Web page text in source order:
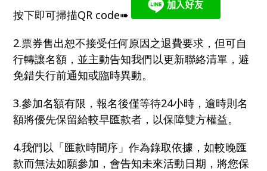
按下即可掃描QR code➠
2.票券售出恕不接受任何原因之退費要求，但可自
行轉讓名額，並主動告知我們以更新聯絡清單，避
免錯失行前通知或臨時異動。
3.參加名額有限，報名後僅等待24小時，逾時則名
額將優先保留給較早匯款者，以保障雙方權益。
4.我們以「匯款時間序」作為錄取依據，如較晚匯
款而無法如願參加，會告知未來活動日期，將您保